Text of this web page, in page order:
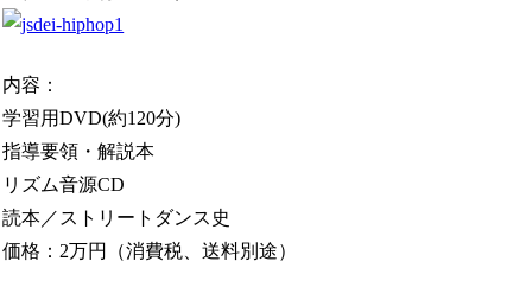
内容：
学習用DVD(約120分)
指導要領・解説本
リズム音源CD
読本／ストリートダンス史
価格：2万円（消費税、送料別途）